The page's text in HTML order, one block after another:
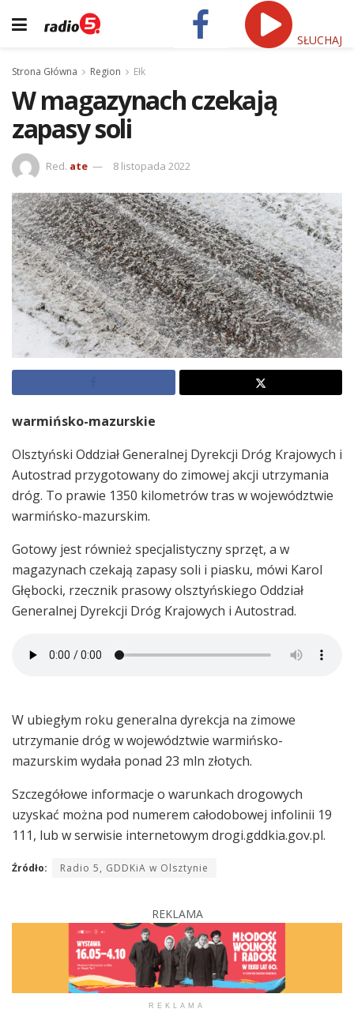
SŁUCHAJ
Strona Główna Region Ełk
W magazynach czekają
zapasy soli
Red. ate 8 listopada 2022
warmińsko-mazurskie
Olsztyński Oddział Generalnej Dyrekcji Dróg Krajowych i
Autostrad przygotowany do zimowej akcji utrzymania
dróg. To prawie 1350 kilometrów tras w województwie
warmińsko-mazurskim.
Gotowy jest również specjalistyczny sprzęt, a w
magazynach czekają zapasy soli i piasku, mówi Karol
Głębocki, rzecznik prasowy olsztyńskiego Oddział
Generalnej Dyrekcji Dróg Krajowych i Autostrad.
W ubiegłym roku generalna dyrekcja na zimowe
utrzymanie dróg w województwie warmińsko-
mazurskim wydała ponad 23 mln złotych.
Szczegółowe informacje o warunkach drogowych
uzyskać można pod numerem całodobowej infolinii 19
111, lub w serwisie internetowym drogi.gddkia.gov.pl.
Źródło: Radio 5, GDDKiA w Olsztynie
REKLAMA
REKLAMA